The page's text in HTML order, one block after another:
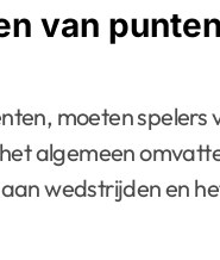
van
moeten
algemeen
wedstrijden en